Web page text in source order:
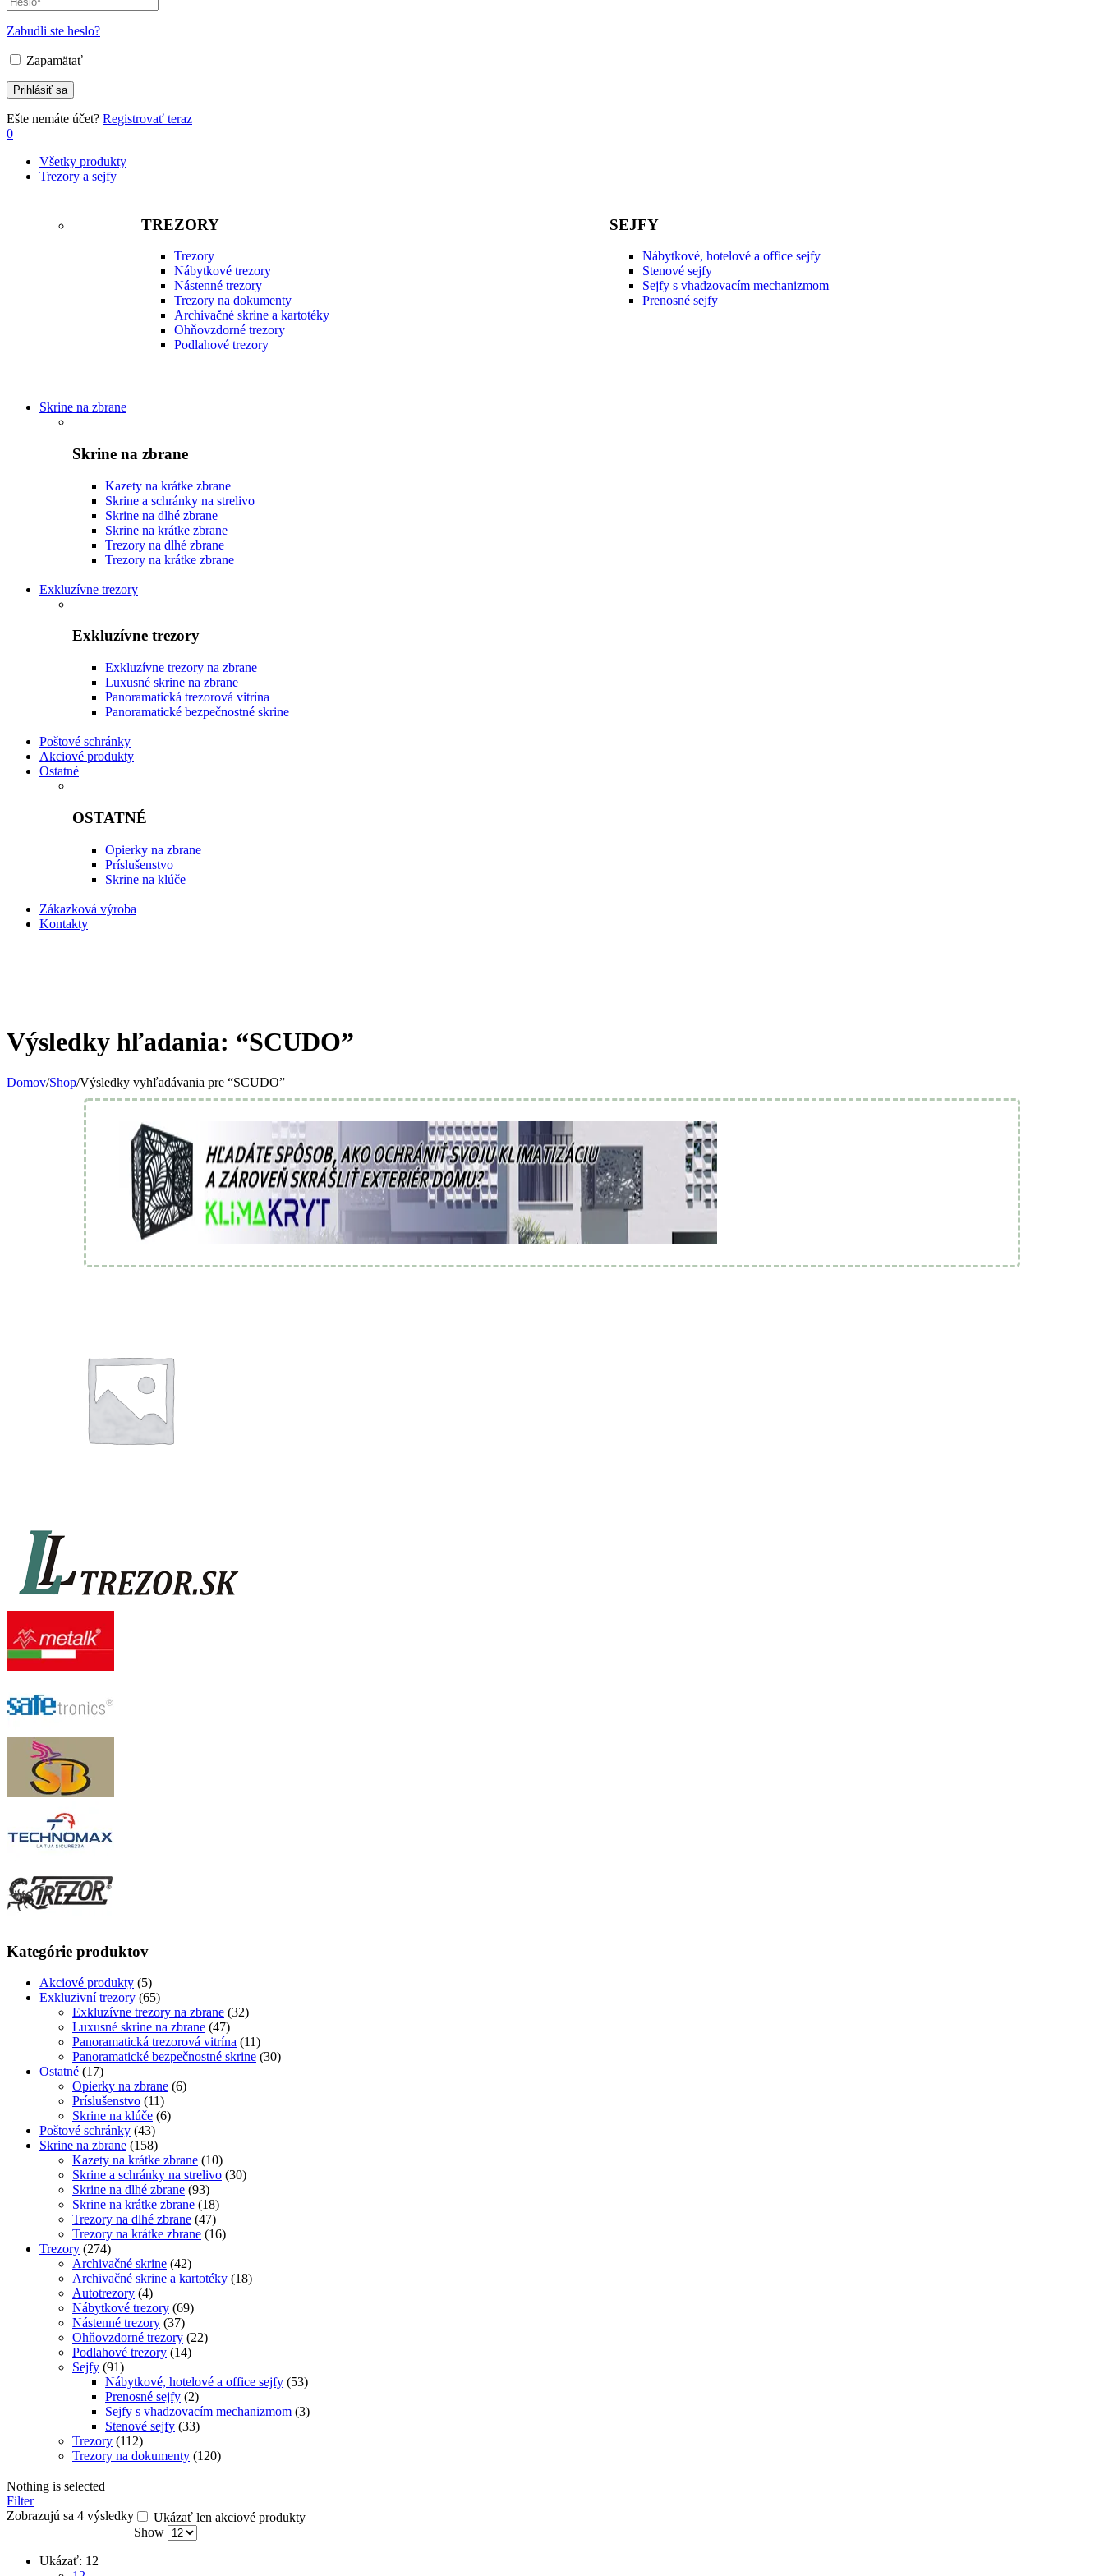
Zabudli ste heslo?
Zapamätať
Ešte nemáte účet? Registrovať teraz
0
Všetky produkty
Trezory a sejfy
TREZORY
Trezory
Nábytkové trezory
Nástenné trezory
Trezory na dokumenty
Archivačné skrine a kartotéky
Ohňovzdorné trezory
Podlahové trezory
SEJFY
Nábytkové, hotelové a office sejfy
Stenové sejfy
Sejfy s vhadzovacím mechanizmom
Prenosné sejfy
Skrine na zbrane
Skrine na zbrane
Kazety na krátke zbrane
Skrine a schránky na strelivo
Skrine na dlhé zbrane
Skrine na krátke zbrane
Trezory na dlhé zbrane
Trezory na krátke zbrane
Exkluzívne trezory
Exkluzívne trezory
Exkluzívne trezory na zbrane
Luxusné skrine na zbrane
Panoramatická trezorová vitrína
Panoramatické bezpečnostné skrine
Poštové schránky
Akciové produkty
Ostatné
OSTATNÉ
Opierky na zbrane
Príslušenstvo
Skrine na klúče
Zákazková výroba
Kontakty
Výsledky hľadania: “SCUDO”
Domov/Shop/Výsledky vyhľadávania pre “SCUDO”
Kategórie produktov
Akciové produkty (5)
Exkluzivní trezory (65)
Exkluzívne trezory na zbrane (32)
Luxusné skrine na zbrane (47)
Panoramatická trezorová vitrína (11)
Panoramatické bezpečnostné skrine (30)
Ostatné (17)
Opierky na zbrane (6)
Príslušenstvo (11)
Skrine na klúče (6)
Poštové schránky (43)
Skrine na zbrane (158)
Kazety na krátke zbrane (10)
Skrine a schránky na strelivo (30)
Skrine na dlhé zbrane (93)
Skrine na krátke zbrane (18)
Trezory na dlhé zbrane (47)
Trezory na krátke zbrane (16)
Trezory (274)
Archivačné skrine (42)
Archivačné skrine a kartotéky (18)
Autotrezory (4)
Nábytkové trezory (69)
Nástenné trezory (37)
Ohňovzdorné trezory (22)
Podlahové trezory (14)
Sejfy (91)
Nábytkové, hotelové a office sejfy (53)
Prenosné sejfy (2)
Sejfy s vhadzovacím mechanizmom (3)
Stenové sejfy (33)
Trezory (112)
Trezory na dokumenty (120)
Nothing is selected
Filter
Zobrazujú sa 4 výsledky
Ukázať len akciové produkty
Show
Ukázať: 12